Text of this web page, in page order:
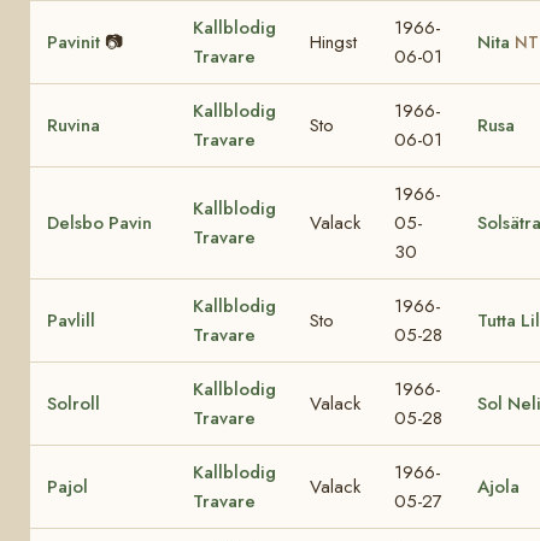
Pavinit 📷
Kallblodig
Travare
Hingst
1966-
06-01
Nita
Ruvina
Kallblodig
Travare
Sto
1966-
06-01
Rusa
Delsbo Pavin
Kallblodig
Travare
Valack
1966-
05-
30
Solsätra
Pavlill
Kallblodig
Travare
Sto
1966-
05-28
Tutta
Solroll
Kallblodig
Travare
Valack
1966-
05-28
Sol Neli
Pajol
Kallblodig
Travare
Valack
1966-
05-27
Ajola